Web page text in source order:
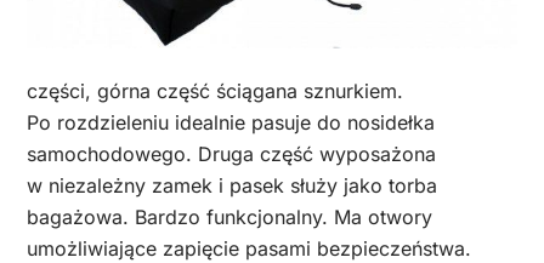
części, górna część ściągana sznurkiem.
Po rozdzieleniu idealnie pasuje do nosidełka
samochodowego. Druga część wyposażona
w niezależny zamek i pasek służy jako torba
bagażowa. Bardzo funkcjonalny. Ma otwory
umożliwiające zapięcie pasami bezpieczeństwa.